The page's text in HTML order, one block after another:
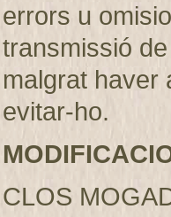
errors u
transmissió
malgrat haver
evitar-ho.
CLOS